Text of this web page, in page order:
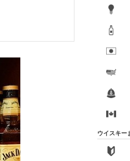
ウイスキー